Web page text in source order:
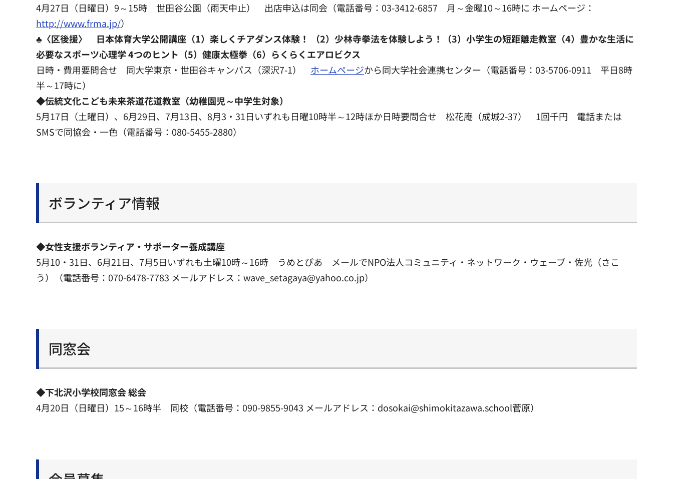
4月27日（日曜日）9～15時 世田谷公園（雨天中止） 出店申込は同会（電話番号：03-3412-6857 月～金曜10～16時に ホームページ：
http://www.frma.jp/）
♣〈区後援〉 日本体育大学公開講座（1）楽しくチアダンス体験！ （2）少林寺拳法を体験しよう！（3）小学生の短距離走教室（4）豊かな生活に
必要なスポーツ心理学 4つのヒント（5）健康太極拳（6）らくらくエアロビクス
日時・費用要問合せ 同大学東京・世田谷キャンパス（深沢7-1） ホームページから同大学社会連携センター（電話番号：03-5706-0911 平日8時
半～17時に）
◆伝統文化こども未来茶道花道教室（幼稚園児～中学生対象）
5月17日（土曜日）、6月29日、7月13日、8月3・31日いずれも日曜10時半～12時ほか日時要問合せ 松花庵（成城2-37） 1回千円 電話または
SMSで同協会・一色（電話番号：080-5455-2880）
ボランティア情報
◆女性支援ボランティア・サポーター養成講座
5月10・31日、6月21日、7月5日いずれも土曜10時～16時 うめとぴあ メールでNPO法人コミュニティ・ネットワーク・ウェーブ・佐光（さこ
う）（電話番号：070-6478-7783 メールアドレス：wave_setagaya@yahoo.co.jp）
同窓会
◆下北沢小学校同窓会 総会
4月20日（日曜日）15～16時半 同校（電話番号：090-9855-9043 メールアドレス：dosokai@shimokitazawa.school菅原）